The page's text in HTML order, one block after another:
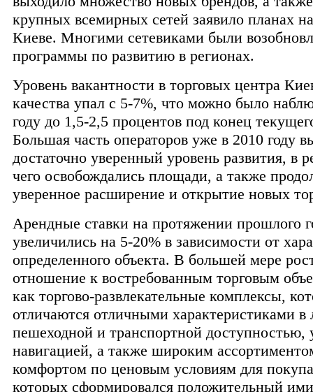
крупных всемирных сетей заявило планах
Киеве. Многими сетевиками были
программы по развитию в регионах.
Уровень вакантности в торговых центра
качества упал с 5-7%, что можно было
году до 1,5-2,5 процентов под конец
Большая часть операторов уже в 2010 году
достаточно уверенный уровень развития, в
чего освобождались площади, а также
уверенное расширение и открытие новых
Арендные ставки на протяжении прошлого
увеличились на 5-20% в зависимости от
определенного объекта. В большей мере
отношение к востребованным торговым
как торгово-развлекательные комплексы,
отличаются отличными характеристиками в
пешеходной и транспортной доступностью,
навигацией, а также широким
комфортом по ценовым условиям для
которых сформировался положительный